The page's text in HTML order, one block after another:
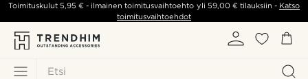
Etsi
Toimituskulut5,95 € - ilmainen toimitusvaihtoehto yli 59,00 €tilauksiin - Katso
toimitusvaihtoehdot